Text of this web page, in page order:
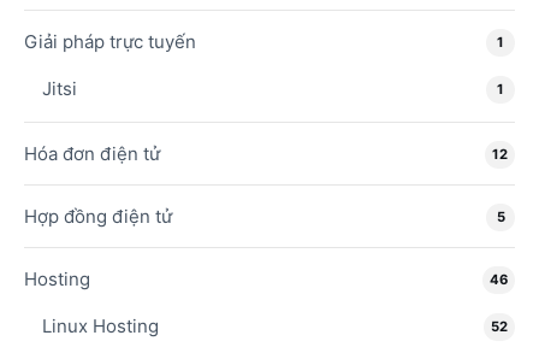
Giải pháp trực tuyến 1
Jitsi 1
Hóa đơn điện tử 12
Hợp đồng điện tử 5
Hosting 46
Linux Hosting 52